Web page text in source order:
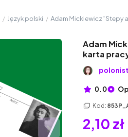
/ Język polski / Adam Mickiewicz "Stepy
Adam
karta
0.0
Kod:
2,10 zł